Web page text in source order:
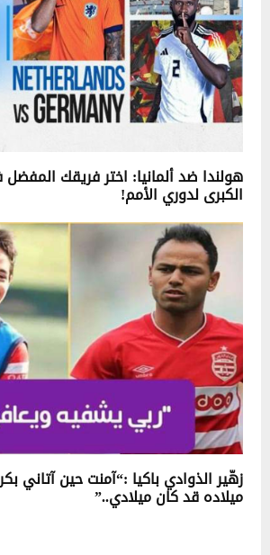
هولندا ضد ألمانيا: اختر فريقك المفضل
الكبرى لدوري الأمم!
زهّير الذوادي باكيا :“آمنت حين آتاني
ميلاده قد كان ميلادي..”